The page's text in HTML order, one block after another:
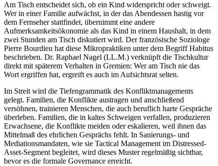
Am Tisch entscheidet sich, ob ein Kind widerspricht oder schweigt.
Wer in einer Familie aufwächst, in der das Abendessen hastig vor
dem Fernseher stattfindet, übernimmt eine andere
Aufmerksamkeitsökonomie als das Kind in einem Haushalt, in dem
zwei Stunden am Tisch diskutiert wird. Der französische Soziologe
Pierre Bourdieu hat diese Mikropraktiken unter dem Begriff Habitus
beschrieben. Dr. Raphael Nagel (LL.M.) verknüpft die Tischkultur
direkt mit späterem Verhalten in Gremien: Wer am Tisch nie das
Wort ergriffen hat, ergreift es auch im Aufsichtsrat selten.
Im Streit wird die Tiefengrammatik des Konfliktmanagements
gelegt. Familien, die Konflikte austragen und anschließend
versöhnen, trainieren Menschen, die auch beruflich harte Gespräche
überleben. Familien, die in kaltes Schweigen verfallen, produzieren
Erwachsene, die Konflikte meiden oder eskalieren, weil ihnen das
Mittelmaß des ehrlichen Gesprächs fehlt. In Sanierungs- und
Mediationsmandaten, wie sie Tactical Management im Distressed-
Asset-Segment begleitet, wird dieses Muster regelmäßig sichtbar,
bevor es die formale Governance erreicht.